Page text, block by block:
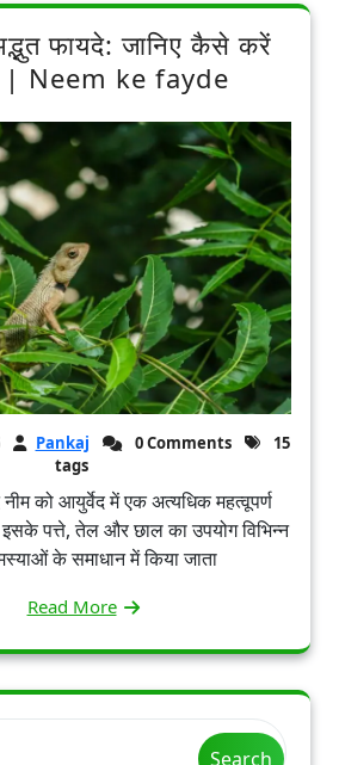
फायदे: जानिए कैसे करें
Neem ke fayde
Pankaj 0 Comments
15
tags
को आयुर्वेद में एक अत्यधिक महत्वूपर्ण
पत्ते, तेल और छाल का उपयोग विभिन्न
के समाधान में किया जाता
Read More
Search